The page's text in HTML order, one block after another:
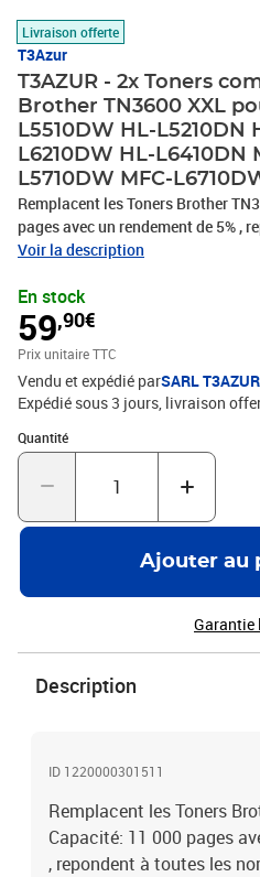
Livraison offerte
T3Azur
T3AZUR - 2x Toners
Brother TN3600 XXL
L5510DW HL-L5210DN
L6210DW HL-L6410DN
L5710DW MFC-
Remplacent les Toners Brother
pages avec un rendement de 5% ,
européennes ISO 9001/14001,
qualité d'impression - Marque
Voir la description
En stock
59,90€
Prix unitaire TTC
Vendu et expédié parSARL
Expédié sous 3 jours livraison
Quantité
Quantité : 1
Ajouter au
Garantie
Description
ID 1220000301511
Remplacent les Toners
Capacité: 11 000 pages
, repondent à toutes les